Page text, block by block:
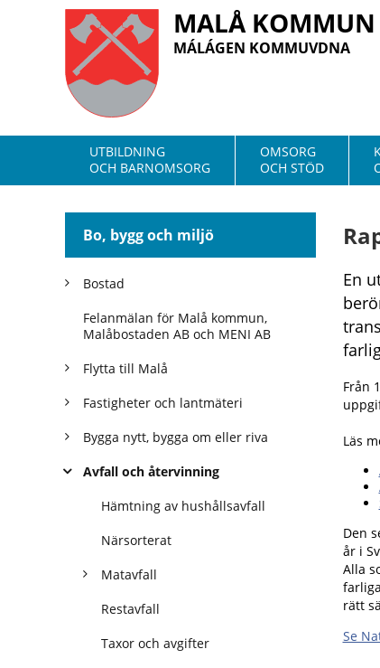
MALÅ KOMMUN
MÁLÁGEN KOMMUVDNA
UTBILDNING
OCH BARNOMSORG
OMSORG
OCH STÖD
Bo, bygg och miljö
Bostad
Felanmälan för Malå kommun,
Malåbostaden AB och MENI AB
Flytta till Malå
Fastigheter och lantmäteri
Bygga nytt, bygga om eller riva
Avfall och återvinning
Hämtning av hushållsavfall
Närsorterat
Matavfall
Restavfall
Taxor och avgifter
En
Från
Läs
Den
år i
Alla
rätt
Se